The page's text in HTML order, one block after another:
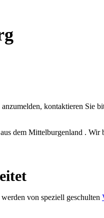
kontaktieren Sie
dem Mittelburgenland .
werden von speziell geschulten